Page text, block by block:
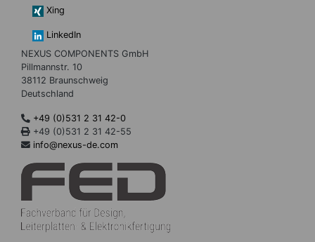
Xing
LinkedIn
NEXUS COMPONENTS GmbH
Pillmannstr. 10
38112 Braunschweig
Deutschland
+49 (0)531 2 31 42-0
+49 (0)531 2 31 42-55
info@nexus-de.com